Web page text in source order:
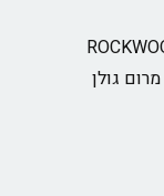
גולן